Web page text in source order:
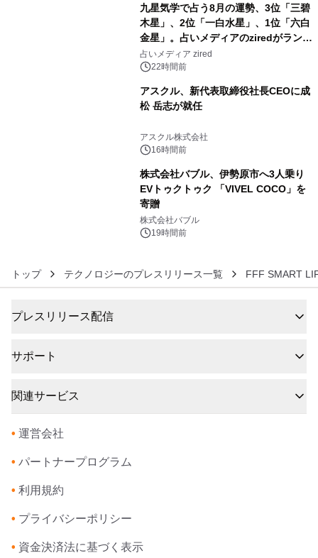
九星気学で占う8月の運勢、3位「三碧
木星」、2位「一白水星」、1位「六白
金星」。占いメディアのziredがランキ
ングを発表
占いメディア zired
22時間前
アスクル、新代表取締役社長CEOに成
松 岳志が就任
アスクル株式会社
16時間前
株式会社バブル、伊勢原市へ3人乗り
EVトゥクトゥク 「VIVEL COCO」を
寄贈
株式会社バブル
19時間前
トップ テクノロジーのプレスリリース一覧 FFF SMART
プレスリリース配信
サポート
関連サービス
• 運営会社
• パートナープログラム
• 利用規約
• プライバシーポリシー
• 資金決済法に基づく表示